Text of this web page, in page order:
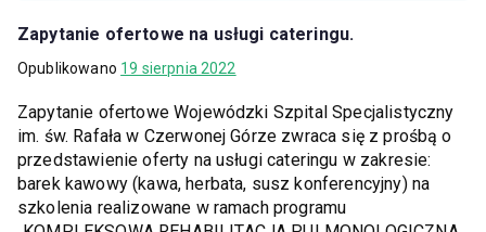
Zapytanie ofertowe na usługi cateringu.
Opublikowano 19 sierpnia 2022
Zapytanie ofertowe Wojewódzki Szpital Specjalistyczny
im. św. Rafała w Czerwonej Górze zwraca się z prośbą o
przedstawienie oferty na usługi cateringu w zakresie:
barek kawowy (kawa, herbata, susz konferencyjny) na
szkolenia realizowane w ramach programu